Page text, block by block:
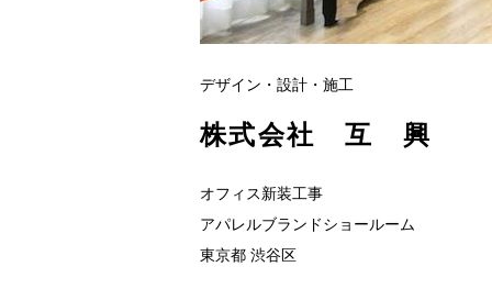
デザイン・設計・施工
株式会社 互 興
オフィス新装工事
アパレルブランドショールーム
東京都 渋谷区